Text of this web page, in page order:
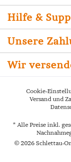
Hilfe &
Unsere
Wir
Cookie-
Versand und
* Alle Preise inkl.
© 2026 Schlettau-